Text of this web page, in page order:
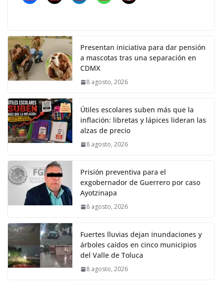
Presentan iniciativa para dar pensión
a mascotas tras una separación en
CDMX
8 agosto, 2026
Útiles escolares suben más que la
inflación: libretas y lápices lideran las
alzas de precio
8 agosto, 2026
Prisión preventiva para el
exgobernador de Guerrero por caso
Ayotzinapa
8 agosto, 2026
Fuertes lluvias dejan inundaciones y
árboles caídos en cinco municipios
del Valle de Toluca
8 agosto, 2026